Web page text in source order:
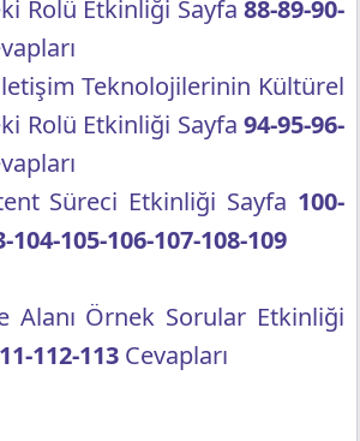
Rolü Etkinliği Sayfa 88-89-90-
Teknolojilerinin Kültürel
Rolü Etkinliği Sayfa 94-95-96-
Süreci Etkinliği Sayfa 100-
104-105-106-107-108-109
Alanı Örnek Sorular Etkinliği
112-113 Cevapları